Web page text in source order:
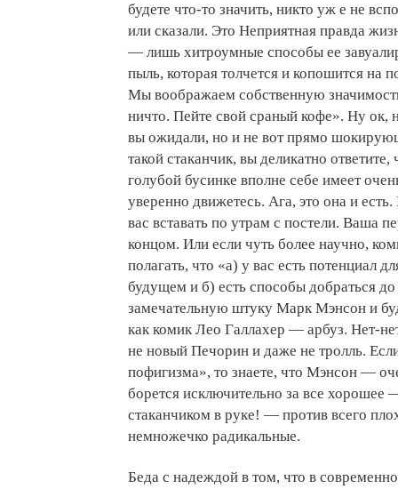
будете что-то значить, никто уж е не
или сказали. Это Неприятная правда
— лишь хитроумные способы ее
пыль, которая толчется и копошится на
Мы воображаем собственную
ничто. Пейте свой сраный кофе». Ну ок,
вы ожидали, но и не вот прямо
такой стаканчик, вы деликатно
голубой бусинке вполне себе имеет
уверенно движетесь. Ага, это она и
вас вставать по утрам с постели. Ваша
концом. Или если чуть более научно,
полагать, что «а) у вас есть потенциал
будущем и б) есть способы добраться
замечательную штуку Марк Мэнсон и
как комик Лео Галлахер — арбуз. Нет-
не новый Печорин и даже не тролль.
пофигизма», то знаете, что Мэнсон —
борется исключительно за все хорошее
стаканчиком в руке! — против всего
немножечко радикальные.
Беда с надеждой в том, что в